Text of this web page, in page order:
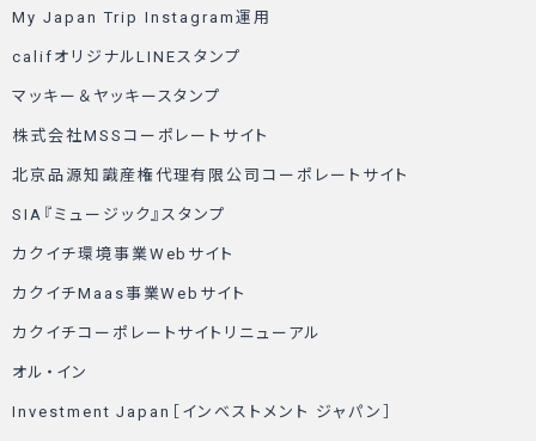
My Japan Trip Instagram運用
califオリジナルLINEスタンプ
マッキー＆ヤッキースタンプ
株式会社MSSコーポレートサイト
北京品源知識産権代理有限公司コーポレートサイト
SIA『ミュージック』スタンプ
カクイチ環境事業Webサイト
カクイチMaas事業Webサイト
カクイチコーポレートサイトリニューアル
オル・イン
Investment Japan［インベストメント ジャパン］